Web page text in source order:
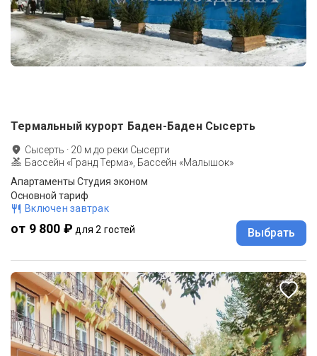
Термальный курорт Баден-Баден Сысерть
Сысерть · 20 м до реки Сысерти
Бассейн «Гранд Терма», Бассейн «Малышок»
Апартаменты Студия эконом
Основной тариф
Включен завтрак
от 9 800 ₽ для 2 гостей Выбрать